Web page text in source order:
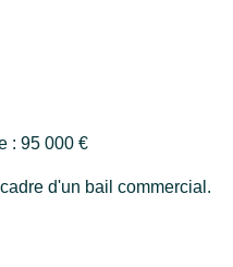
: 95 000 €
d'un bail commercial.